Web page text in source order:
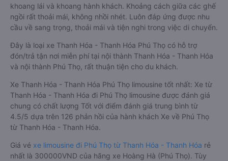
khoang lái và khoang hành khách. Khoảng cách giữa các ghế
ngồi rất thoải mái, không nhồi nhét. Luôn đáp ứng được nhu
cầu về sang trọng, thoải mái và tiện nghi trong việc di chuyển.
Đây là loại xe Thanh Hóa - Thanh Hóa Phú Thọ có hỗ trợ
đón/trả tận nơi miễn phí tại nội thành Thanh Hóa - Thanh Hóa
và nội thành Phú Thọ, rất thuận tiện cho du khách.
Xe Thanh Hóa - Thanh Hóa Phú Thọ limousine tốt nhất: Xe từ
Thanh Hóa - Thanh Hóa đi Phú Thọ limousine được đánh giá
chung có chất lượng Tốt với điểm đánh giá trung bình từ
4.5/5 dựa trên 126 phản hồi của hành khách Xe về Phú Thọ
từ Thanh Hóa - Thanh Hóa.
Giá vé xe limousine đi Phú Thọ từ Thanh Hóa - Thanh Hóa rẻ
nhất là 300000VND của hãng xe Hoàng Hà (Phú Thọ). Tùy